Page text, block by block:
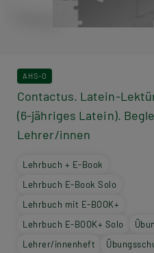
AHS-O
Contactus. Latein-
(6-jähriges Latein).
Lehrer/innen
Lehrbuch + E-Book
Lehrbuch E-Book Solo
Lehrbuch mit E-BOOK+
Lehrbuch E-BOOK+ Solo
Lehrer/innenheft